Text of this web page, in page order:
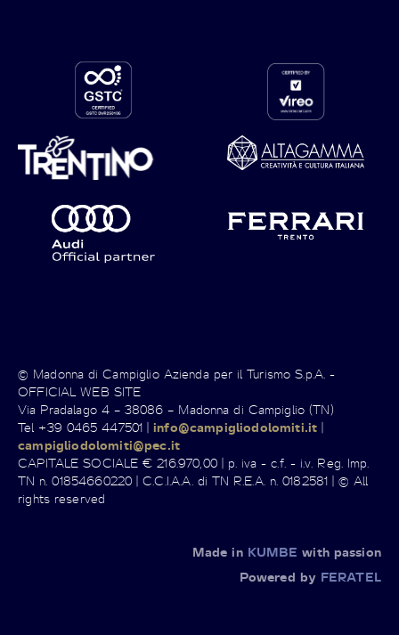
© Madonna di Campiglio Azienda per il Turismo S.p.A. -
OFFICIAL WEB SITE
Via Pradalago 4 – 38086 – Madonna di Campiglio (TN)
Tel +39 0465 447501 |info@campigliodolomiti.it |
campigliodolomiti@pec.it
CAPITALE SOCIALE € 216.970,00 | p. iva - c.f. - i.v. Reg. Imp.
TN n. 01854660220 | C.C.I.A.A. di TN R.E.A. n. 0182581 | © All
rights reserved
Made in KUMBE with passion
Powered by FERATEL